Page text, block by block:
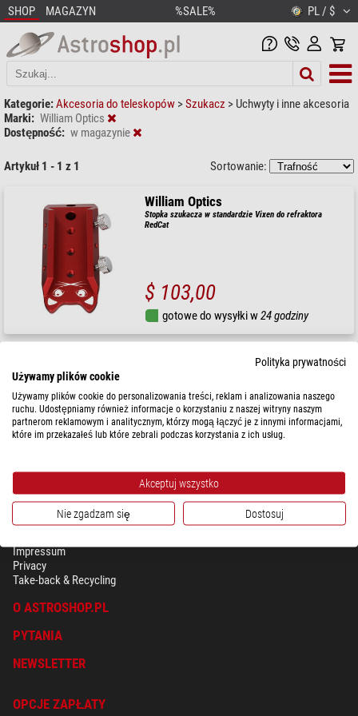
SHOP MAGAZYN %SALE% PL / $
Kategorie:Akcesoria do teleskopów >Szukacz > Uchwyty i inne akcesoria
Marki: William Optics
Dostępność: w magazynie
Artykuł 1 - 1 z 1 Sortowanie:
William Optics
Stopka szukacza w standardzie Vixen do refraktora
RedCat
$ 103,00
gotowe do wysyłki w24 godziny
BEZPIECZEŃSTWO & OCHRONA DANYCH OSOBISTYCH
Impressum
Privacy
Take-back & Recycling
O ASTROSHOP.PL
PYTANIA
NEWSLETTER
OPCJE ZAPŁATY
Polityka prywatności
Używamy plików cookie
Używamy plików cookie do personalizowania treści, reklam i analizowania naszego
ruchu. Udostępniamy również informacje o korzystaniu z naszej witryny naszym
partnerom reklamowym i analitycznym, którzy mogą łączyć je z innymi informacjami,
które im przekazałeś lub które zebrali podczas korzystania z ich usług.
Akceptuj wszystko
Nie zgadzam się Dostosuj